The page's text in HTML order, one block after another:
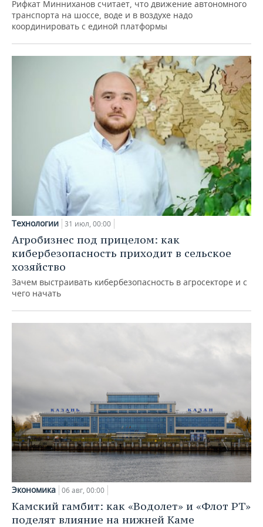
Рифкат Минниханов считает, что движение автономного
транспорта на шоссе, воде и в воздухе надо
координировать с единой платформы
Технологии 31 июл, 00:00
Агробизнес под прицелом: как
кибербезопасность приходит в сельское
хозяйство
Зачем выстраивать кибербезопасность в агросекторе и с
чего начать
Экономика 06 авг, 00:00
Камский гамбит: как «Водолет» и «Флот РТ»
поделят влияние на нижней Каме